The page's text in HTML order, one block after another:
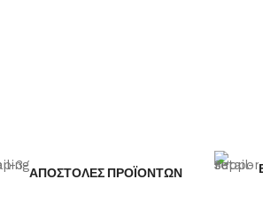
ΑΠΟΣΤΟΛΕΣ ΠΡΟΪΟΝΤΩΝ